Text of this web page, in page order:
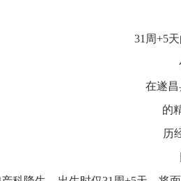
31周+5
在遂
的
历